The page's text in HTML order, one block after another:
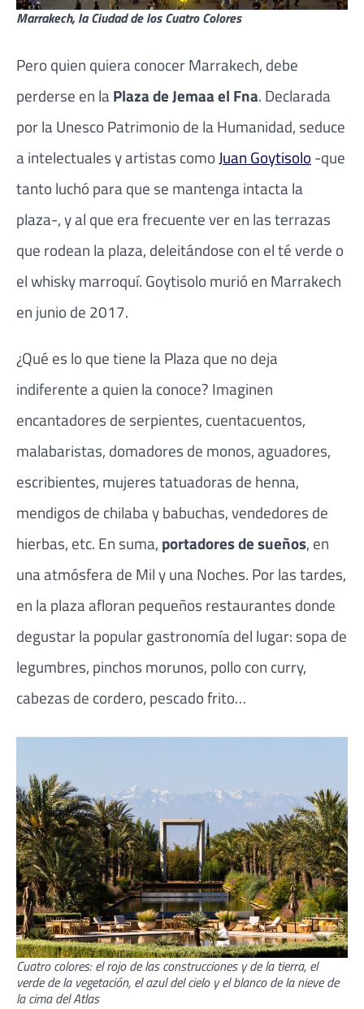
Marrakech, la Ciudad de los Cuatro Colores
Pero quien quiera conocer Marrakech, debe
perderse en laPlaza de Jemaa el Fna. Declarada
por la Unesco Patrimonio de la Humanidad, seduce
a intelectuales y artistas comoJuan Goytisolo -que
tanto luchó para que se mantenga intacta la
plaza-, y al que era frecuente ver en las terrazas
que rodean la plaza, deleitándose con el té verde o
el whisky marroquí. Goytisolo murió en Marrakech
en junio de 2017.
¿Qué es lo que tiene la Plaza que no deja
indiferente a quien la conoce? Imaginen
encantadores de serpientes, cuentacuentos,
malabaristas, domadores de monos, aguadores,
escribientes, mujeres tatuadoras de henna,
mendigos de chilaba y babuchas, vendedores de
hierbas, etc. En suma, portadores de sueños, en
una atmósfera de Mil y una Noches. Por las tardes,
en la plaza afloran pequeños restaurantes donde
degustar la popular gastronomía del lugar: sopa de
legumbres, pinchos morunos, pollo con curry,
cabezas de cordero, pescado frito…
Cuatro colores: el rojo de las construcciones y de la tierra, el
verde de la vegetación, el azul del cielo y el blanco de la nieve de
la cima del Atlas